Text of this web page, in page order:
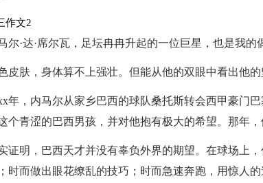
作文2
尔·达·席尔瓦，足坛冉冉升起的一位巨星，也是我的
皮肤，身体算不上强壮。但能从他的双眼中看出他的
年，内马尔从家乡巴西的球队桑托斯转会西甲豪门
个青涩的巴西男孩，并对他抱有极大的希望。那年，
证明，巴西天才并没有辜负外界的期望。在球场上
时而做出眼花缭乱的技巧；时而急速奔跑，用惊人